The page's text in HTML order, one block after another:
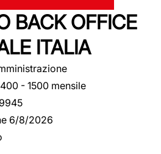
BACK OFFICE
ITALIA
- 1500 mensile
6/8/2026